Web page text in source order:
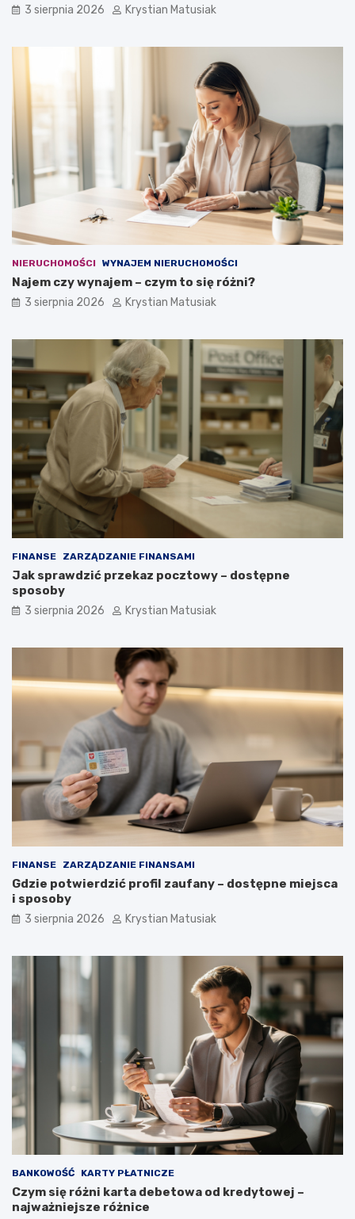
3 sierpnia 2026 Krystian Matusiak
NIERUCHOMOŚCI WYNAJEM NIERUCHOMOŚCI
Najem czy wynajem – czym to się różni?
3 sierpnia 2026 Krystian Matusiak
FINANSE ZARZĄDZANIE FINANSAMI
Jak sprawdzić przekaz pocztowy – dostępne
sposoby
3 sierpnia 2026 Krystian Matusiak
FINANSE ZARZĄDZANIE FINANSAMI
Gdzie potwierdzić profil zaufany – dostępne miejsca
i sposoby
3 sierpnia 2026 Krystian Matusiak
BANKOWOŚĆ KARTY PŁATNICZE
Czym się różni karta debetowa od kredytowej –
najważniejsze różnice